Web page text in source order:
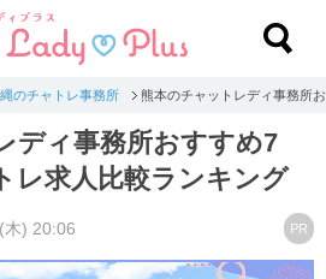
のチャトレ事務所 熊本のチャットレディ事務所
ディ事務所おすすめ7
レ求人比較ランキング
木) 20:06 PR